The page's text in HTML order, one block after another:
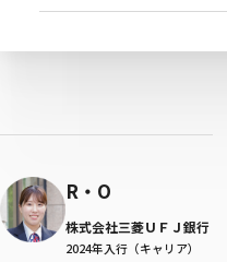
R・O
株式会社三菱ＵＦＪ銀行
2024年入行（キャリア）